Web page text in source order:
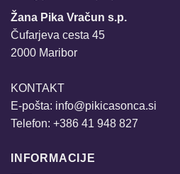
Žana Pika Vračun s.p.
Čufarjeva cesta 45
2000 Maribor
KONTAKT
E-pošta: info@pikicasonca.si
Telefon: +386 41 948 827
INFORMACIJE